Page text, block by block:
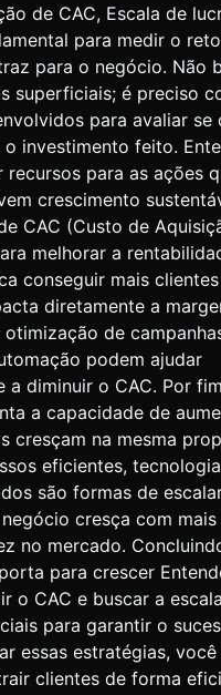
de CAC, Escala de
para medir o
para o negócio. Não
superficiais; é preciso
para avaliar se
investimento feito.
recursos para as ações
crescimento
CAC (Custo de
melhorar a
conseguir mais
diretamente a
de
podem ajudar
a diminuir o CAC. Por
a capacidade de
cresçam na mesma
eficientes,
são formas de
cresça com mais
no mercado.
para crescer
o CAC e buscar a
para garantir o
essas estratégias,
clientes de forma